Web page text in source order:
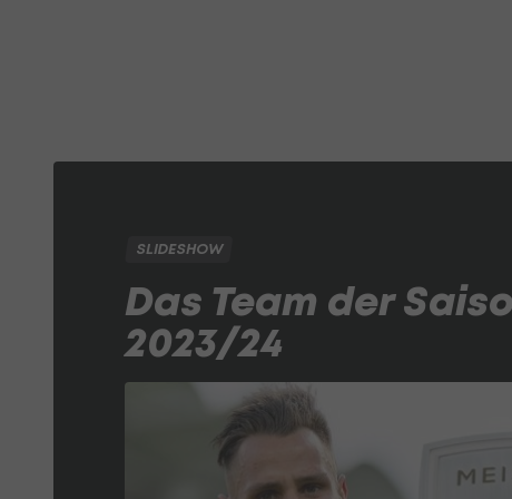
SLIDESHOW
Das Team der
2023/24